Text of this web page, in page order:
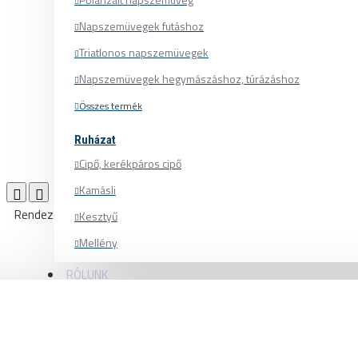
Napszemüvegek futáshoz
Triatlonos napszemüvegek
Napszemüvegek hegymászáshoz, túrázáshoz
Összes termék
Ruházat
Cipő, kerékpáros cipő
Kamásli
Kesztyű
Mellény
Mez
RÓLUNK
Termék összehasonlítás
Rendezés: